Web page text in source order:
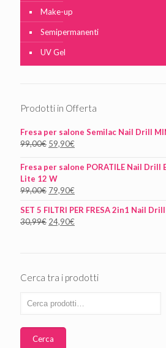
Make-up
Semipermanenti
UV Gel
Prodotti in Offerta
Fresa per salone Semilac Nail Drill
99,00€ 59,90€
Fresa per salone PORATILE Nail Drill
Lite 12 W
99,00€ 79,90€
SET 5 FILTRI PER FRESA 2in1 Nail
30,99€ 24,90€
Cerca tra i prodotti
Cerca